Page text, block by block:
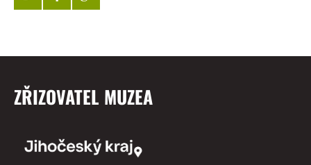
ZŘIZOVATEL MUZEA